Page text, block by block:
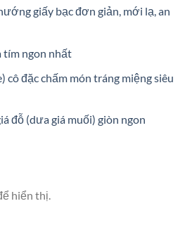
giấy bạc đơn giản, mới lạ, an
tím ngon nhất
cô đặc chấm món tráng miệng siêu
đỗ (dưa giá muối) giòn ngon
hiển thị.